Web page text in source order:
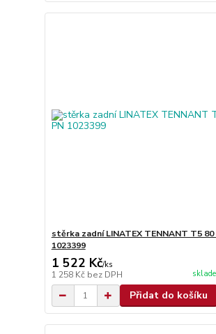
stěrka zadní LINATEX TENNANT T5 80
1023399
1 522 Kč/ks
1 258 Kč bez DPH
Přidat do košíku